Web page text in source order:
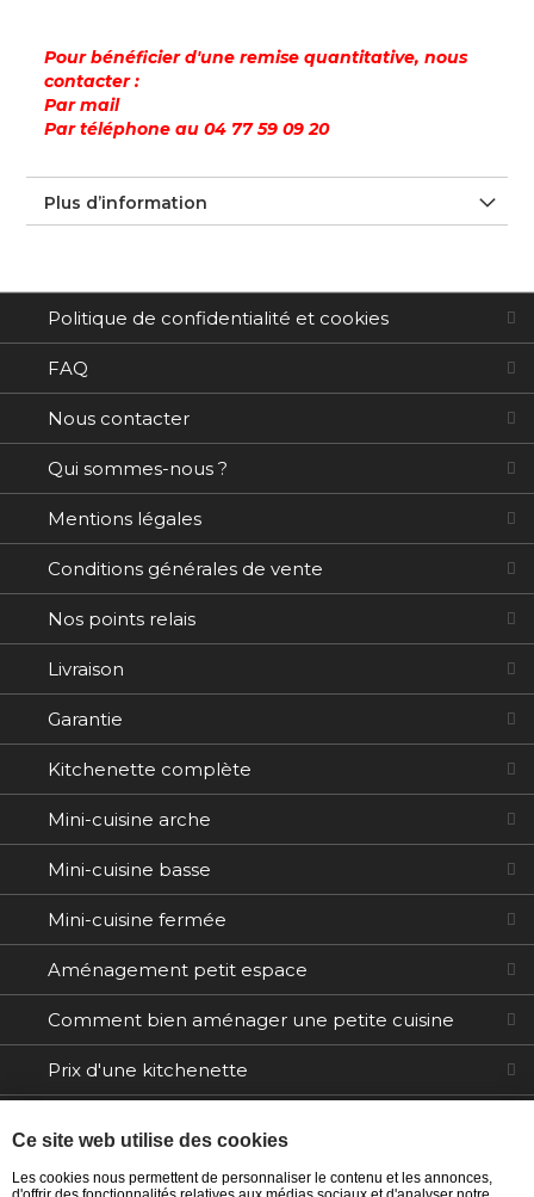
Pour bénéficier d'une remise quantitative, nous
contacter :
Par mail
Par téléphone au 04 77 59 09 20
Plus d’information
Politique de confidentialité et cookies
FAQ
Nous contacter
Qui sommes-nous ?
Mentions légales
Conditions générales de vente
Nos points relais
Livraison
Garantie
Kitchenette complète
Mini-cuisine arche
Mini-cuisine basse
Mini-cuisine fermée
Aménagement petit espace
Comment bien aménager une petite cuisine
Prix d'une kitchenette
Tables / Chaises
Ce site web utilise des cookies
Les cookies nous permettent de personnaliser le contenu et les annonces,